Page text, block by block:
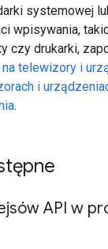
systemowej
wpisywania,
czy drukarki,
na telewizory i
i
.
API w